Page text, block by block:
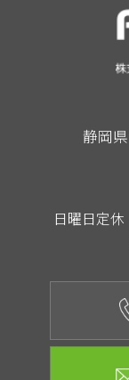
静岡
日曜日定休